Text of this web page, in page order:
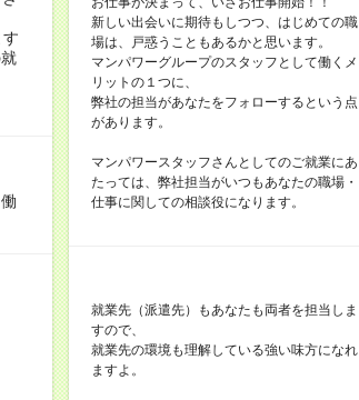
新しい出会いに期待もしつつ、はじめての職
場は、戸惑うこともあるかと思います。
マンパワーグループのスタッフとして働くメ
リットの１つに、
弊社の担当があなたをフォローするという点
があります。
マンパワースタッフさんとしてのご就業にあ
たっては、弊社担当がいつもあなたの職場・
仕事に関しての相談役になります。
就業先（派遣先）もあなたも両者を担当しま
すので、
就業先の環境も理解している強い味方になれ
ますよ。